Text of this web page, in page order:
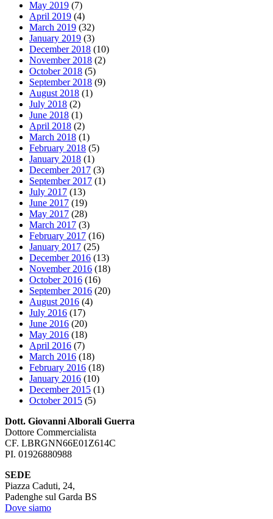
May 2019 (7)
April 2019 (4)
March 2019 (32)
January 2019 (3)
December 2018 (10)
November 2018 (2)
October 2018 (5)
September 2018 (9)
August 2018 (1)
July 2018 (2)
June 2018 (1)
April 2018 (2)
March 2018 (1)
February 2018 (5)
January 2018 (1)
December 2017 (3)
September 2017 (1)
July 2017 (13)
June 2017 (19)
May 2017 (28)
March 2017 (3)
February 2017 (16)
January 2017 (25)
December 2016 (13)
November 2016 (18)
October 2016 (16)
September 2016 (20)
August 2016 (4)
July 2016 (17)
June 2016 (20)
May 2016 (18)
April 2016 (7)
March 2016 (18)
February 2016 (18)
January 2016 (10)
December 2015 (1)
October 2015 (5)
Dott. Giovanni Alborali Guerra
Dottore Commercialista
CF. LBRGNN66E01Z614C
PI. 01926880988
SEDE
Piazza Caduti, 24,
Padenghe sul Garda BS
Dove siamo